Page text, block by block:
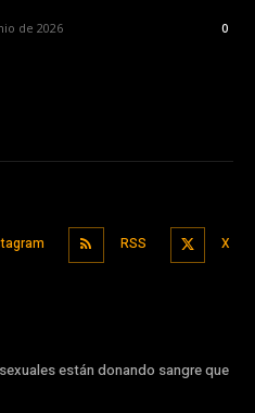
de 2026 0
RSS X
están donando sangre que